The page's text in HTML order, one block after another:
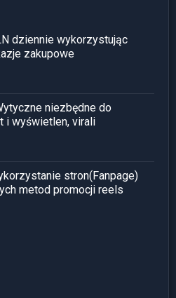
dziennie wykorzystując
zakupowe
niezbędne do
i wyświetlen, virali
stron(Fanpage)
metod promocji reels